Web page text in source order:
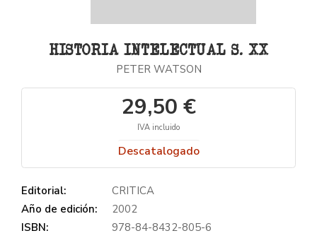
HISTORIA INTELECTUAL S. XX
PETER WATSON
29,50 €
IVA incluido
Descatalogado
Editorial:
CRITICA
Año de edición:
2002
ISBN:
978-84-8432-805-6